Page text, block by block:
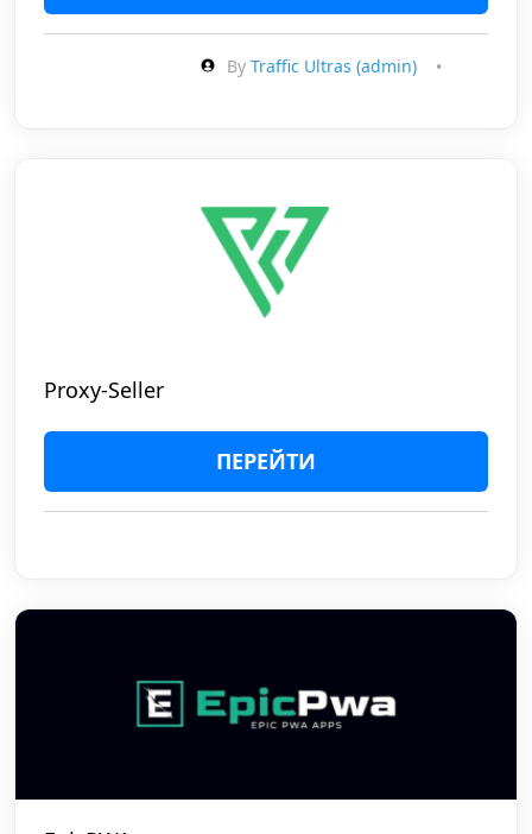
By Traffic Ultras (admin) •
Proxy-Seller
ПЕРЕЙТИ